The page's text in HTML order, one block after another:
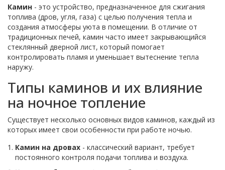
Камин - это устройство, предназначенное для сжигания
топлива (дров, угля, газа) с целью получения тепла и
создания атмосферы уюта в помещении. В отличие от
традиционных печей, камин часто имеет закрывающийся
стеклянный дверной лист, который помогает
контролировать пламя и уменьшает вытеснение тепла
наружу.
Типы каминов и их влияние
на ночное топление
Существует несколько основных видов каминов, каждый из
которых имеет свои особенности при работе ночью.
Камин на дровах - классический вариант, требует
постоянного контроля подачи топлива и воздуха.